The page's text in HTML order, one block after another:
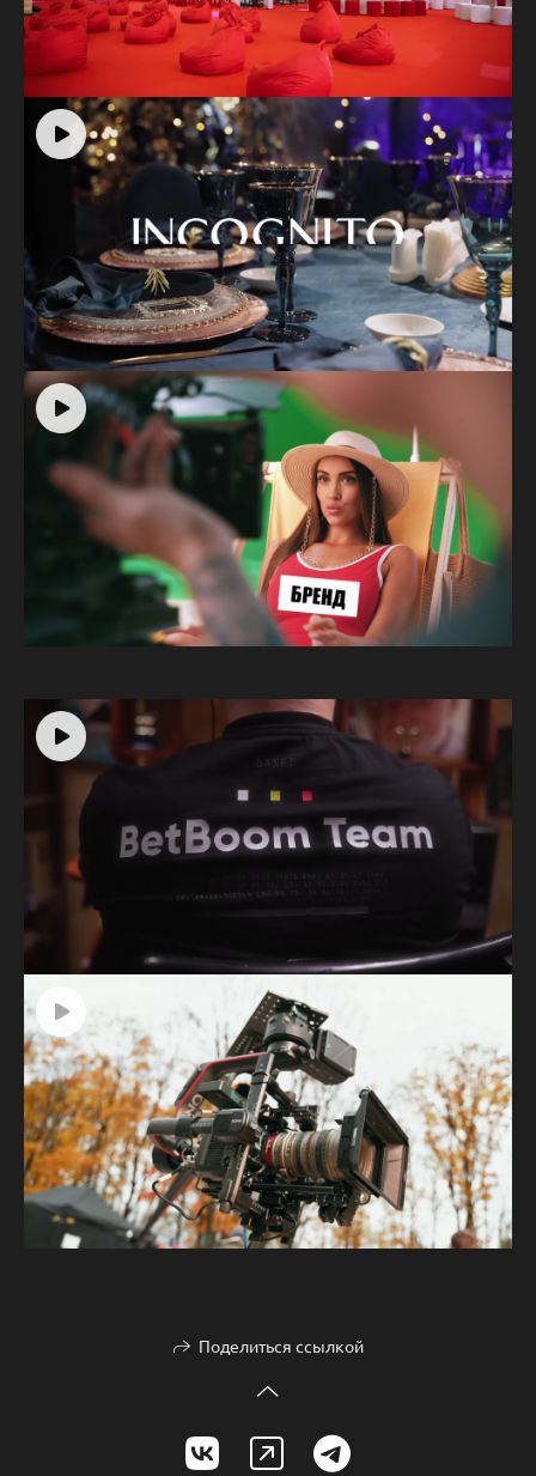
Поделиться ссылкой